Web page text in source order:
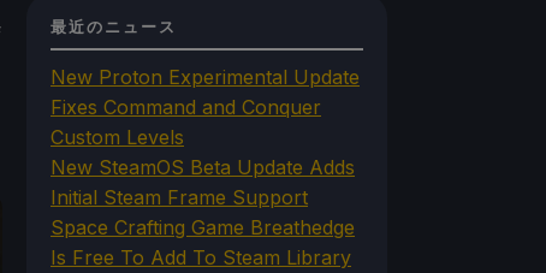
最近のニュース
New Proton Experimental Update
Fixes Command and Conquer
Custom Levels
New SteamOS Beta Update Adds
Initial Steam Frame Support
Space Crafting Game Breathedge
Is Free To Add To Steam Library